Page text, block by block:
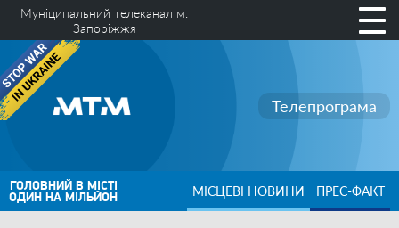
Муніципальний телеканал м.
Запоріжжя
Телепрограма
ГОЛОВНИЙ В МІСТІ
ОДИН НА МІЛЬЙОН МІСЦЕВІ НОВИНИ ПРЕС-ФАКТ